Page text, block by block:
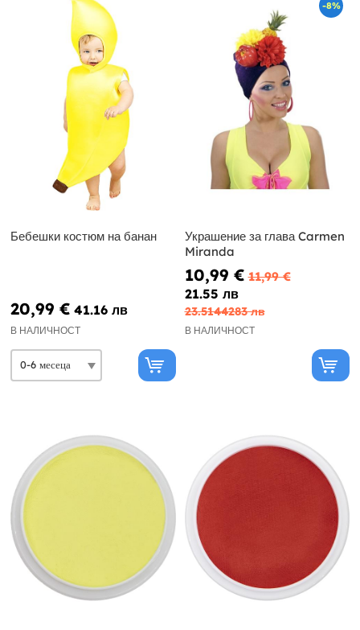
Бебешки костюм на банан
20,99 € 41.16 лв
В НАЛИЧНОСТ
-8%
Украшение за глава Carmen
Miranda
10,99 € 11,99 €
21.55 лв
23.5144283 лв
В НАЛИЧНОСТ